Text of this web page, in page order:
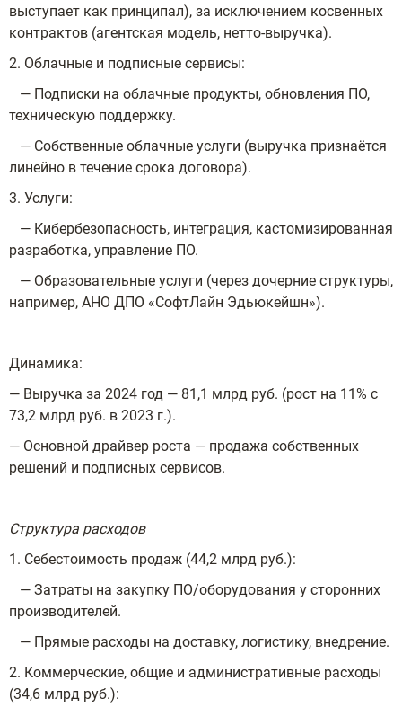
выступает как принципал), за исключением косвенных
контрактов (агентская модель, нетто-выручка).
2. Облачные и подписные сервисы:
— Подписки на облачные продукты, обновления ПО,
техническую поддержку.
— Собственные облачные услуги (выручка признаётся
линейно в течение срока договора).
3. Услуги:
— Кибербезопасность, интеграция, кастомизированная
разработка, управление ПО.
— Образовательные услуги (через дочерние структуры,
например, АНО ДПО «СофтЛайн Эдьюкейшн»).
Динамика:
— Выручка за 2024 год — 81,1 млрд руб. (рост на 11% с
73,2 млрд руб. в 2023 г.).
— Основной драйвер роста — продажа собственных
решений и подписных сервисов.
Структура расходов
1. Себестоимость продаж (44,2 млрд руб.):
— Затраты на закупку ПО/оборудования у сторонних
производителей.
— Прямые расходы на доставку, логистику, внедрение.
2. Коммерческие, общие и административные расходы
(34,6 млрд руб.):